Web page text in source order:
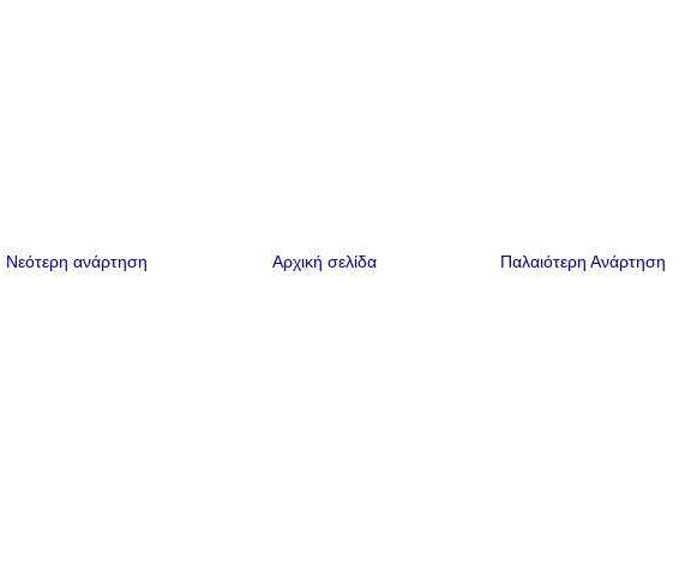
Νεότερη ανάρτηση Παλαιότερη Ανάρτηση
Αρχική σελίδα